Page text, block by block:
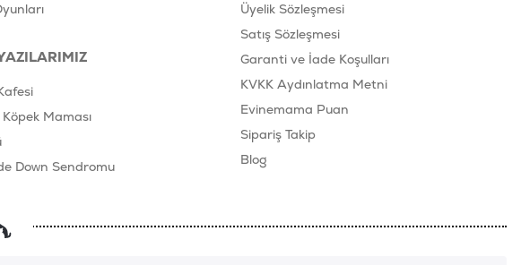
Maması
Down Sendromu
Üyelik Sözleşmesi
Satış Sözleşmesi
Garanti ve İade Koşulları
KVKK Aydınlatma Metni
Evinemama Puan
Sipariş Takip
Blog